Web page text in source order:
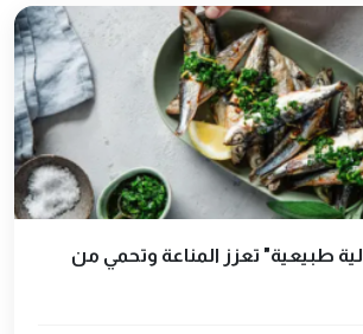
طبيعية" تعزز المناعة وتحمي من